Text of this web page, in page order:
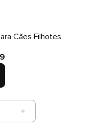
Cães Filhotes